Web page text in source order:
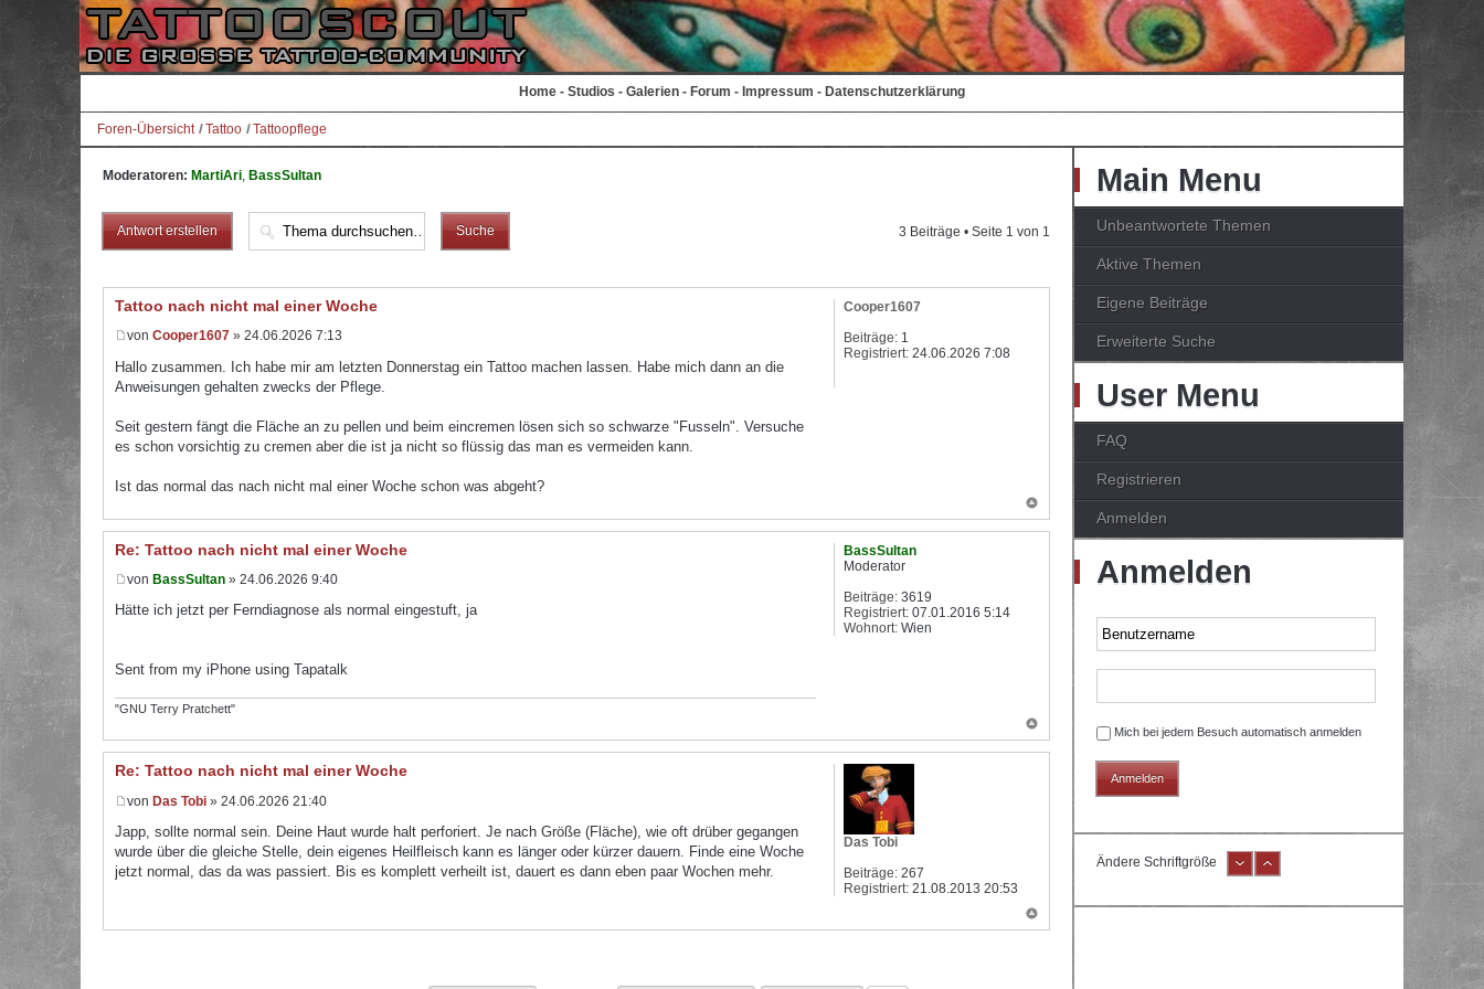
Home - Studios - Galerien - Forum - Impressum - Datenschutzerklärung
Foren-Übersicht Tattoo Tattoopflege
Moderatoren: MartiAri, BassSultan
Antwort erstellen 3 Beiträge • Seite 1 von 1
Tattoo nach nicht mal einer Woche
von Cooper1607 » 24.06.2026 7:13
Hallo zusammen. Ich habe mir am letzten Donnerstag ein Tattoo machen lassen. Habe mich dann an die
Anweisungen gehalten zwecks der Pflege.
Seit gestern fängt die Fläche an zu pellen und beim eincremen lösen sich so schwarze "Fusseln". Versuche
es schon vorsichtig zu cremen aber die ist ja nicht so flüssig das man es vermeiden kann.
Ist das normal das nach nicht mal einer Woche schon was abgeht?
Cooper1607
Beiträge: 1
Registriert: 24.06.2026 7:08
Re: Tattoo nach nicht mal einer Woche
von BassSultan » 24.06.2026 9:40
Hätte ich jetzt per Ferndiagnose als normal eingestuft, ja
Sent from my iPhone using Tapatalk
"GNU Terry Pratchett"
BassSultan
Moderator
Beiträge: 3619
Registriert: 07.01.2016 5:14
Wohnort: Wien
Re: Tattoo nach nicht mal einer Woche
von Das Tobi » 24.06.2026 21:40
Japp, sollte normal sein. Deine Haut wurde halt perforiert. Je nach Größe (Fläche), wie oft drüber gegangen
wurde über die gleiche Stelle, dein eigenes Heilfleisch kann es länger oder kürzer dauern. Finde eine Woche
jetzt normal, das da was passiert. Bis es komplett verheilt ist, dauert es dann eben paar Wochen mehr.
Das Tobi
Beiträge: 267
Registriert: 21.08.2013 20:53
Main Menu
Unbeantwortete Themen
Aktive Themen
Eigene Beiträge
Erweiterte Suche
User Menu
FAQ
Registrieren
Anmelden
Anmelden
Mich bei jedem Besuch automatisch anmelden
Ändere Schriftgröße